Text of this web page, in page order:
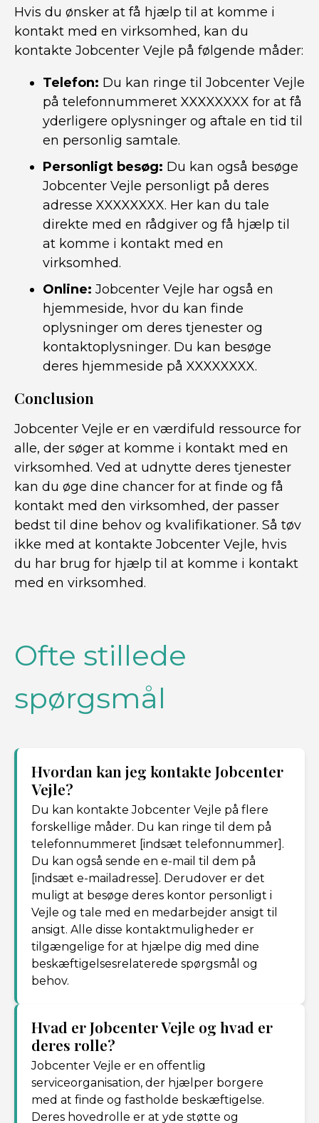
Hvis du ønsker at få hjælp til at komme i
kontakt med en virksomhed, kan du
kontakte Jobcenter Vejle på følgende måder:
Telefon: Du kan ringe til Jobcenter Vejle
på telefonnummeret XXXXXXXX for at få
yderligere oplysninger og aftale en tid til
en personlig samtale.
Personligt besøg: Du kan også besøge
Jobcenter Vejle personligt på deres
adresse XXXXXXXX. Her kan du tale
direkte med en rådgiver og få hjælp til
at komme i kontakt med en
virksomhed.
Online: Jobcenter Vejle har også en
hjemmeside, hvor du kan finde
oplysninger om deres tjenester og
kontaktoplysninger. Du kan besøge
deres hjemmeside på XXXXXXXX.
Conclusion
Jobcenter Vejle er en værdifuld ressource for
alle, der søger at komme i kontakt med en
virksomhed. Ved at udnytte deres tjenester
kan du øge dine chancer for at finde og få
kontakt med den virksomhed, der passer
bedst til dine behov og kvalifikationer. Så tøv
ikke med at kontakte Jobcenter Vejle, hvis
du har brug for hjælp til at komme i kontakt
med en virksomhed.
Ofte stillede
spørgsmål
Hvordan kan jeg kontakte Jobcenter
Vejle?
Du kan kontakte Jobcenter Vejle på flere
forskellige måder. Du kan ringe til dem på
telefonnummeret [indsæt telefonnummer].
Du kan også sende en e-mail til dem på
[indsæt e-mailadresse]. Derudover er det
muligt at besøge deres kontor personligt i
Vejle og tale med en medarbejder ansigt til
ansigt. Alle disse kontaktmuligheder er
tilgængelige for at hjælpe dig med dine
beskæftigelsesrelaterede spørgsmål og
behov.
Hvad er Jobcenter Vejle og hvad er
deres rolle?
Jobcenter Vejle er en offentlig
serviceorganisation, der hjælper borgere
med at finde og fastholde beskæftigelse.
Deres hovedrolle er at yde støtte og